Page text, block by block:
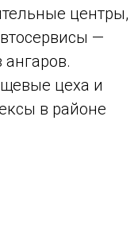
центры,
—
цеха и
в районе